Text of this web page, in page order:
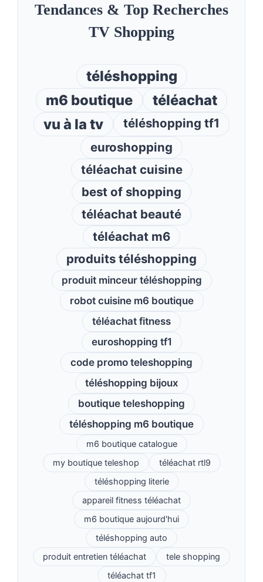
Tendances & Top Recherches
TV Shopping
téléshopping
m6 boutique
téléachat
vu à la tv
téléshopping tf1
euroshopping
téléachat cuisine
best of shopping
téléachat beauté
téléachat m6
produits téléshopping
produit minceur téléshopping
robot cuisine m6 boutique
téléachat fitness
euroshopping tf1
code promo teleshopping
téléshopping bijoux
boutique teleshopping
téléshopping m6 boutique
m6 boutique catalogue
my boutique teleshop
téléachat rtl9
téléshopping literie
appareil fitness téléachat
m6 boutique aujourd'hui
téléshopping auto
produit entretien téléachat
tele shopping
téléachat tf1